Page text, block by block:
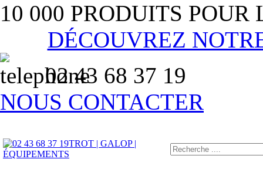
10 000 PRODUITS
DÉCOUVREZ
02 43 68 37 19
NOUS CONTACTER
TROT | GALOP |
ÉQUIPEMENTS